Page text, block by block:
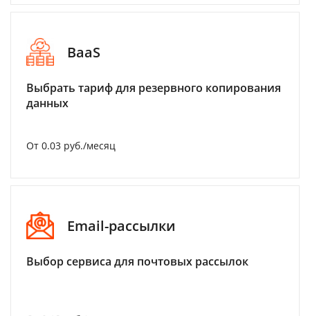
BaaS
Выбрать тариф для резервного копирования
данных
От 0.03 руб./месяц
Email-рассылки
Выбор сервиса для почтовых рассылок